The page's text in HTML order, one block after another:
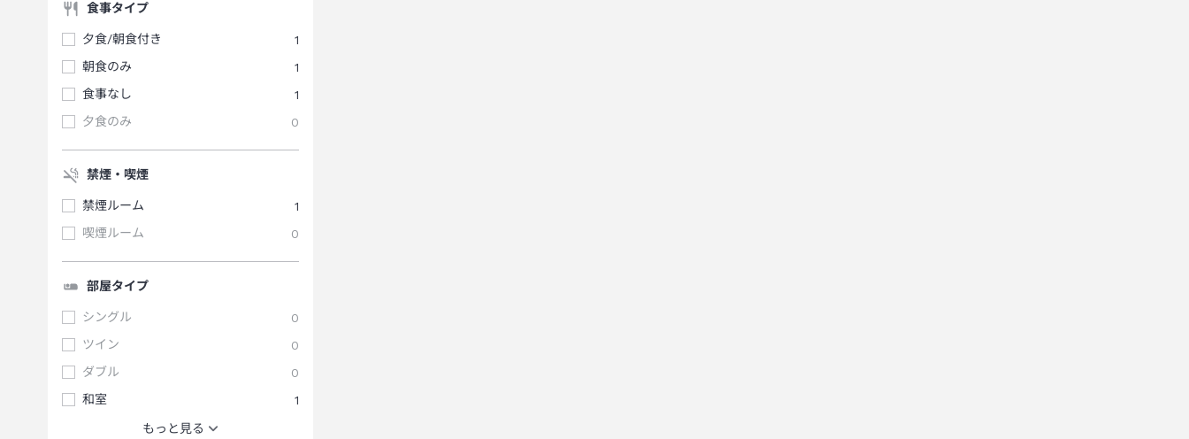
食事タイプ
夕食/朝食付き
1
朝食のみ
1
食事なし
1
夕食のみ
0
禁煙・喫煙
禁煙ルーム
1
喫煙ルーム
0
部屋タイプ
シングル
0
ツイン
0
ダブル
0
和室
1
もっと見る